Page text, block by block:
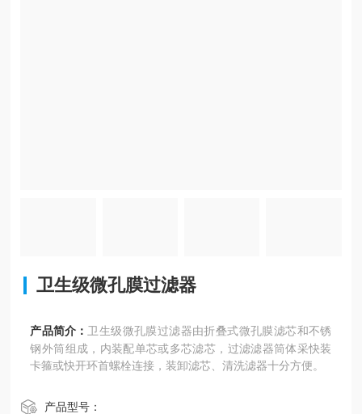
卫生级微孔膜过滤器
产品简介： 卫生级微孔膜过滤器由折叠式微孔膜滤芯和不锈
钢外筒组成，内装配单芯或多芯滤芯，过滤滤器筒体采快装
卡箍或快开环首螺栓连接，装卸滤芯、清洗滤器十分方便。
产品型号：